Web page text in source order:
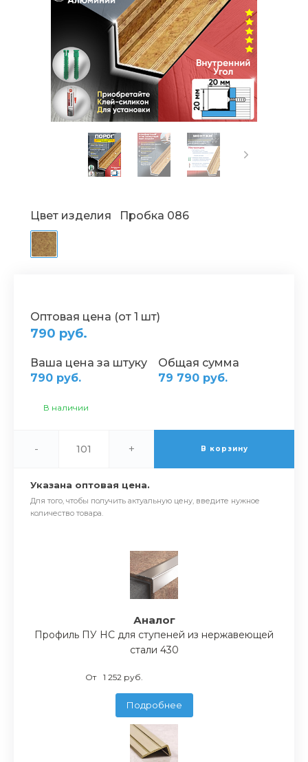
Цвет изделия Пробка 086
Оптовая цена (от 1 шт)
790 руб.
Ваша цена за штуку
790 руб.
Общая сумма
79 790 руб.
В наличии
- + В корзину
Указана оптовая цена.
Для того, чтобы получить актуальную цену, введите нужное
количество товара.
Аналог
Профиль ПУ НС для ступеней из нержавеющей
стали 430
От 1 252 руб.
Подробнее